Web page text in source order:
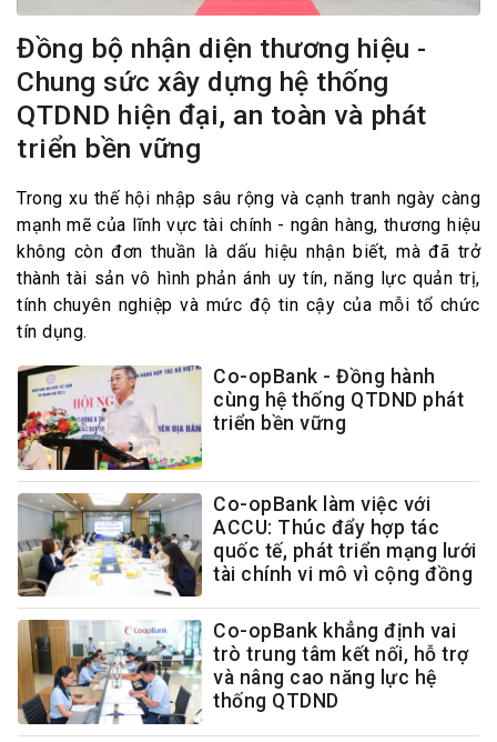
Đồng bộ nhận diện thương hiệu -
Chung sức xây dựng hệ thống
QTDND hiện đại, an toàn và phát
triển bền vững
Trong xu thế hội nhập sâu rộng và cạnh tranh ngày càng
mạnh mẽ của lĩnh vực tài chính - ngân hàng, thương hiệu
không còn đơn thuần là dấu hiệu nhận biết, mà đã trở
thành tài sản vô hình phản ánh uy tín, năng lực quản trị,
tính chuyên nghiệp và mức độ tin cậy của mỗi tổ chức
tín dụng.
Co-opBank - Đồng hành
cùng hệ thống QTDND phát
triển bền vững
Co-opBank làm việc với
ACCU: Thúc đẩy hợp tác
quốc tế, phát triển mạng lưới
tài chính vi mô vì cộng đồng
Co-opBank khẳng định vai
trò trung tâm kết nối, hỗ trợ
và nâng cao năng lực hệ
thống QTDND